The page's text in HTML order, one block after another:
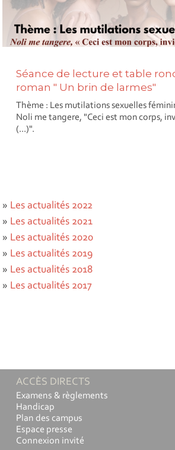
Séance de lecture et table
roman " Un brin de larmes"
Thème : Les mutilations sexuelles
Noli me tangere, "Ceci est mon corps,
(...)".
» Les actualités 2022
» Les actualités 2021
» Les actualités 2020
» Les actualités 2019
» Les actualités 2018
» Les actualités 2017
ACCÈS DIRECTS
Examens & règlements
Handicap
Plan des campus
Espace presse
Connexion invité